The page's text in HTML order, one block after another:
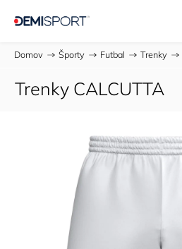
Domov / Športy / Futbal / Trenky /
Trenky CALCUTTA